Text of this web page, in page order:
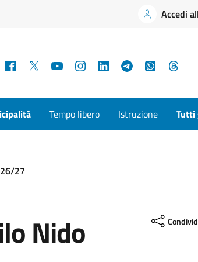
Accedi
Facebook YouTubeInstagramLinkedInTelegramWhatsApp
Tempo libero Istruzione Tutti
27
Nido